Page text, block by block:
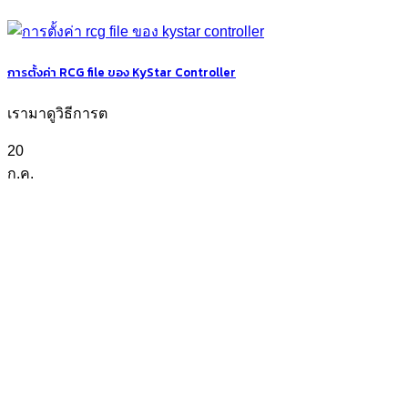
การตั้งค่า RCG file ของ KyStar Controller
เรามาดูวิธีการต
20
ก.ค.